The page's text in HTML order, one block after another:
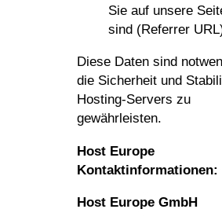
Sie auf unsere
sind (Referrer
Diese Daten sind
die Sicher­heit und
Hosting-Servers zu
gewährleisten.
Host Europe
Kontaktinformationen:
Host Europe GmbH